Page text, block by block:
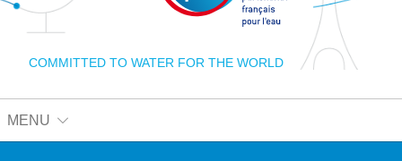
COMMITTED TO WATER FOR THE WORLD
MENU